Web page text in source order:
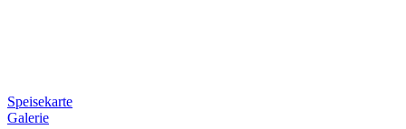
Speisekarte
Galerie